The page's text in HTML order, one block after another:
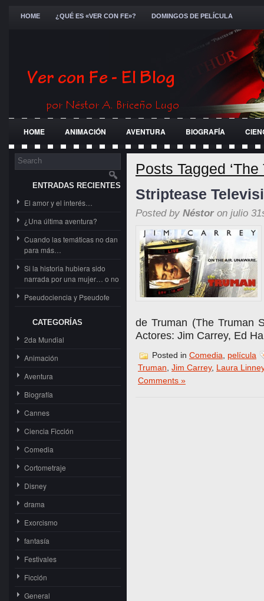
HOME ¿QUÉ ES «VER CON FE»? DOMINGOS DE PELÍCULA
HOME ANIMACIÓN AVENTURA BIOGRAFÍA
FESTIVALES
ENTRADAS RECIENTES
El amor y el interés…
¿Una última aventura?
Cuando las temáticas no dan
para más…
Si la historia hubiera sido
narrada por una mujer… o no
Pseudociencia y Pseudofe
CATEGORÍAS
2da Mundial
Animación
Aventura
Biografía
Cannes
Ciencia Ficción
Comedia
Cortometraje
Disney
drama
Exorcismo
fantasía
Festivales
Ficción
General
Posts Tagged ‘The
Striptease
Posted by Néstoron julio
de Truman (The Truman
Actores: Jim Carrey, Ed
Posted in Comedia
película
Truman, Jim Carrey, Laura Linney
Comments »